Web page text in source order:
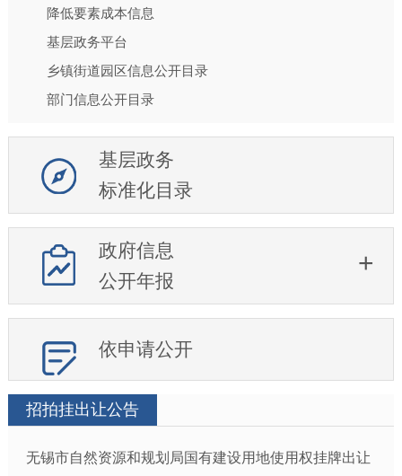
降低要素成本信息
基层政务平台
乡镇街道园区信息公开目录
部门信息公开目录
基层政务
标准化目录
政府信息
公开年报
依申请公开
招拍挂出让公告
无锡市自然资源和规划局国有建设用地使用权挂牌出让